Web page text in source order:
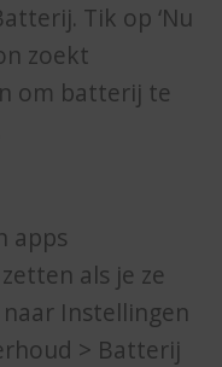
Tik op ‘Nu
zoekt
om batterij te
apps
als je ze
Instellingen
> Batterij